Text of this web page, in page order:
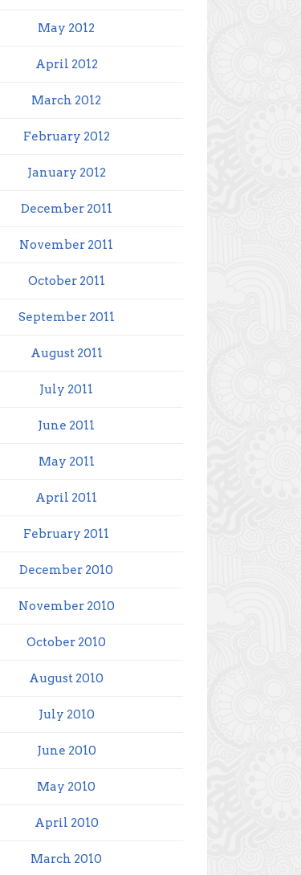
May 2012
April 2012
March 2012
February 2012
January 2012
December 2011
November 2011
October 2011
September 2011
August 2011
July 2011
June 2011
May 2011
April 2011
February 2011
December 2010
November 2010
October 2010
August 2010
July 2010
June 2010
May 2010
April 2010
March 2010